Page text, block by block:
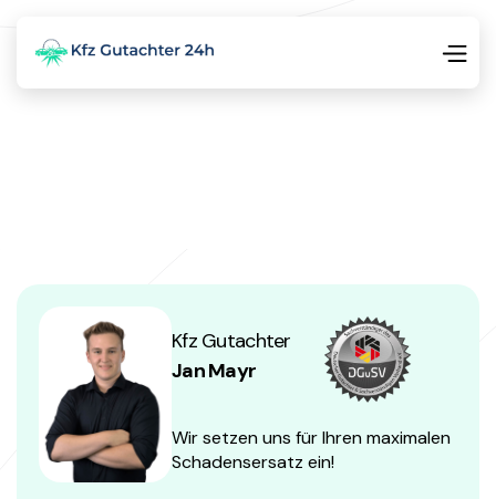
Kfz Gutachter
Jan Mayr
Wir setzen uns für Ihren maximalen
Schadensersatz ein!